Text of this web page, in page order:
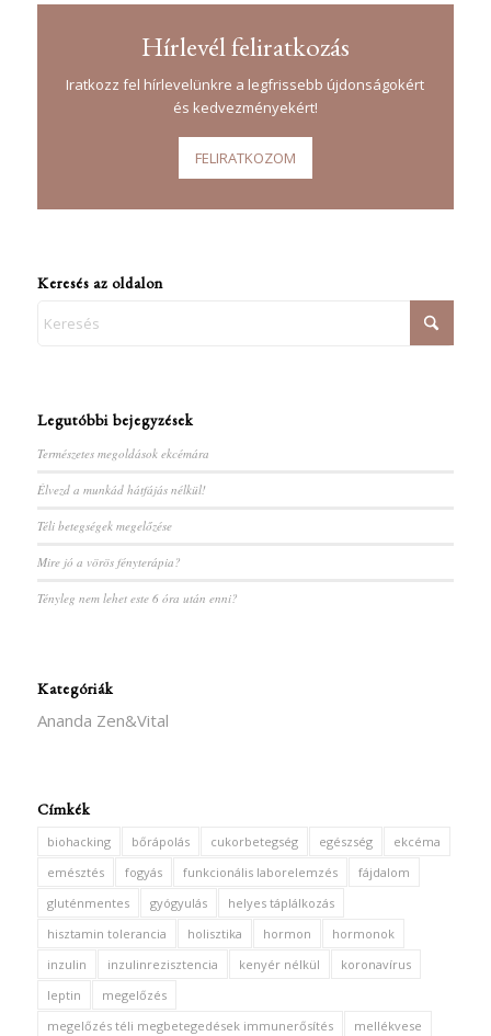
Hírlevél feliratkozás
Iratkozz fel hírlevelünkre a legfrissebb újdonságokért
és kedvezményekért!
FELIRATKOZOM
Keresés az oldalon
Legutóbbi bejegyzések
Természetes megoldások ekcémára
Élvezd a munkád hátfájás nélkül!
Téli betegségek megelőzése
Mire jó a vörös fényterápia?
Tényleg nem lehet este 6 óra után enni?
Kategóriák
Ananda Zen&Vital
Címkék
biohacking bőrápolás cukorbetegség egészség
ekcéma
emésztés
fogyás funkcionális laborelemzés
fájdalom
gluténmentes
gyógyulás
helyes táplálkozás
hisztamin tolerancia
holisztika hormon
hormonok
inzulin
inzulinrezisztencia kenyér nélkül
koronavírus
leptin
megelőzés
megelőzés téli megbetegedések immunerősítés
mellékvese